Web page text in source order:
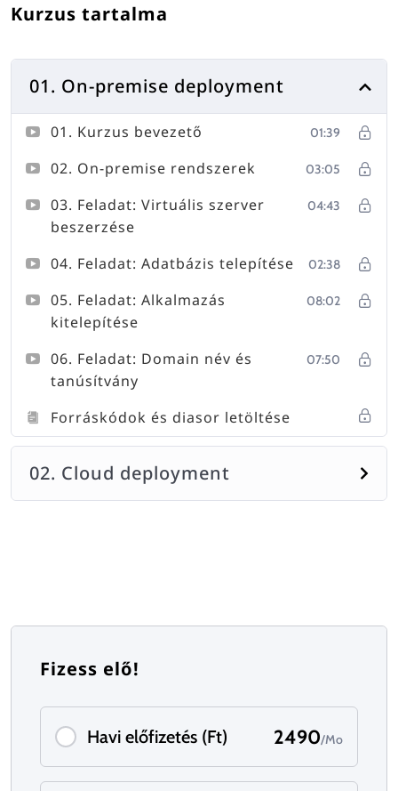
Kurzus tartalma
01. On-premise deployment
01. Kurzus bevezető 01:39
02. On-premise rendszerek 03:05
03. Feladat: Virtuális szerver
beszerzése
04:43
04. Feladat: Adatbázis telepítése 02:38
05. Feladat: Alkalmazás
kitelepítése
08:02
06. Feladat: Domain név és
tanúsítvány
07:50
Forráskódok és diasor letöltése
02. Cloud deployment
Fizess elő!
Havi előfizetés (Ft) 2490/Mo